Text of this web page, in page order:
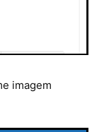
imagem